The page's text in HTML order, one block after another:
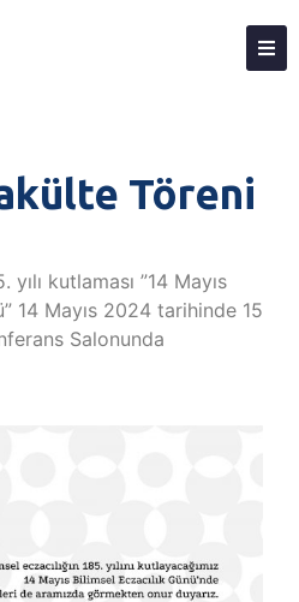
Töreni
yılı kutlaması ”14 Mayıs
14 Mayıs 2024 tarihinde 15
Salonunda